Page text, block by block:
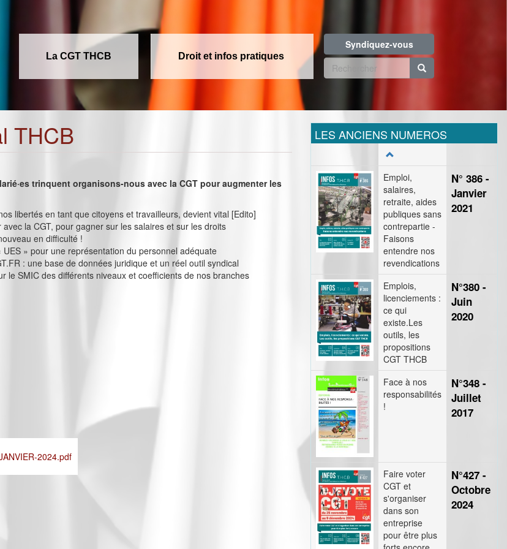
La CGT THCB Droit et infos pratiques
Syndiquez-vous
Formulaire
recherche
THCB
trinquent organisons-nous avec la CGT pour augmenter les
libertés en tant que citoyens et travailleurs, devient vital [Edito]
avec la CGT, pour gagner sur les salaires et sur les droits
en difficulté !
» pour une représentation du personnel adéquate
: une base de données juridique et un réel outil syndical
le SMIC des différents niveaux et coefficients de nos branches
2024.pdf
LES ANCIENS NUMEROS
Emploi,
salaires,
retraite, aides
publiques sans
contrepartie -
Faisons
entendre nos
revendications
N° 386 -
Janvier
2021
Emplois,
licenciements :
ce qui
existe.Les
outils, les
propositions
CGT THCB
N°380 -
Juin
2020
Face à nos
responsabilités
!
N°348 -
Juillet
2017
Faire voter
CGT et
s'organiser
dans son
entreprise
pour être plus
N°427 -
Octobre
2024